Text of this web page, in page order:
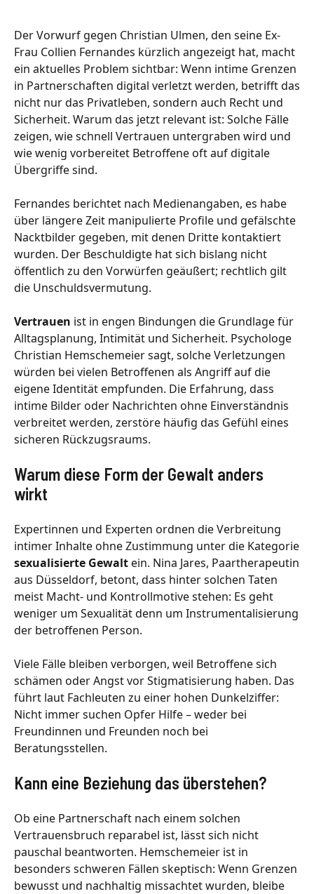
Der Vorwurf gegen Christian Ulmen, den seine Ex-
Frau Collien Fernandes kürzlich angezeigt hat, macht
ein aktuelles Problem sichtbar: Wenn intime Grenzen
in Partnerschaften digital verletzt werden, betrifft das
nicht nur das Privatleben, sondern auch Recht und
Sicherheit. Warum das jetzt relevant ist: Solche Fälle
zeigen, wie schnell Vertrauen untergraben wird und
wie wenig vorbereitet Betroffene oft auf digitale
Übergriffe sind.
Fernandes berichtet nach Medienangaben, es habe
über längere Zeit manipulierte Profile und gefälschte
Nacktbilder gegeben, mit denen Dritte kontaktiert
wurden. Der Beschuldigte hat sich bislang nicht
öffentlich zu den Vorwürfen geäußert; rechtlich gilt
die Unschuldsvermutung.
Vertrauen ist in engen Bindungen die Grundlage für
Alltagsplanung, Intimität und Sicherheit. Psychologe
Christian Hemschemeier sagt, solche Verletzungen
würden bei vielen Betroffenen als Angriff auf die
eigene Identität empfunden. Die Erfahrung, dass
intime Bilder oder Nachrichten ohne Einverständnis
verbreitet werden, zerstöre häufig das Gefühl eines
sicheren Rückzugsraums.
Warum diese Form der Gewalt anders
wirkt
Expertinnen und Experten ordnen die Verbreitung
intimer Inhalte ohne Zustimmung unter die Kategorie
sexualisierte Gewaltein. Nina Jares, Paartherapeutin
aus Düsseldorf, betont, dass hinter solchen Taten
meist Macht- und Kontrollmotive stehen: Es geht
weniger um Sexualität denn um Instrumentalisierung
der betroffenen Person.
Viele Fälle bleiben verborgen, weil Betroffene sich
schämen oder Angst vor Stigmatisierung haben. Das
führt laut Fachleuten zu einer hohen Dunkelziffer:
Nicht immer suchen Opfer Hilfe – weder bei
Freundinnen und Freunden noch bei
Beratungsstellen.
Kann eine Beziehung das überstehen?
Ob eine Partnerschaft nach einem solchen
Vertrauensbruch reparabel ist, lässt sich nicht
pauschal beantworten. Hemschemeier ist in
besonders schweren Fällen skeptisch: Wenn Grenzen
bewusst und nachhaltig missachtet wurden, bleibe